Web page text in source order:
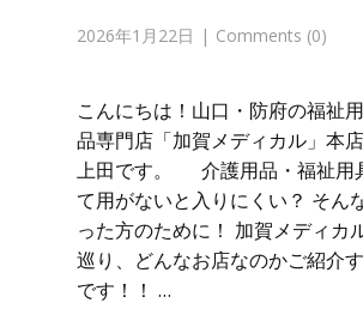
2026年1月22日 Comments (0)
こんにちは！山口・防府の福祉
品専門店「加賀メディカル」本
上田です。 介護用品・福祉用
て用がないと入りにくい？ そん
った方のために！ 加賀メディカ
巡り、どんなお店なのかご紹介
です！！ …